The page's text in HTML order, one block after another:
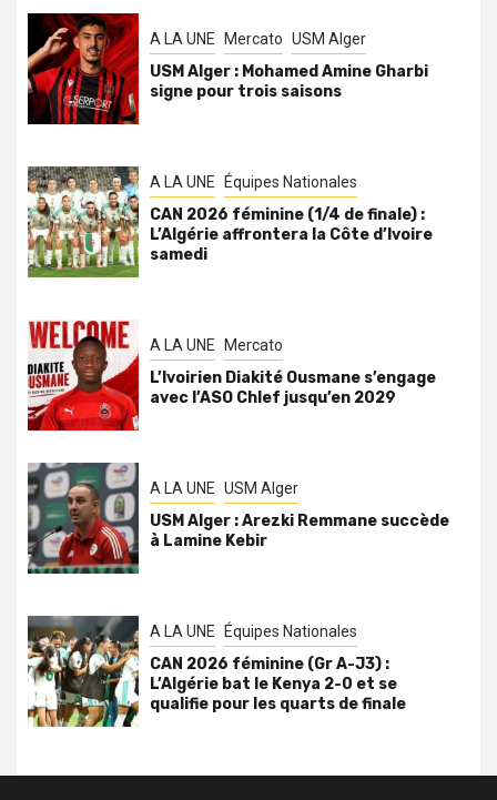
A LA UNE Mercato USM Alger
USM Alger : Mohamed Amine Gharbi
signe pour trois saisons
A LA UNE Équipes Nationales
CAN 2026 féminine (1/4 de finale) :
L’Algérie affrontera la Côte d’Ivoire
samedi
A LA UNE Mercato
L’Ivoirien Diakité Ousmane s’engage
avec l’ASO Chlef jusqu’en 2029
A LA UNE USM Alger
USM Alger : Arezki Remmane succède
à Lamine Kebir
A LA UNE Équipes Nationales
CAN 2026 féminine (Gr A-J3) :
L’Algérie bat le Kenya 2-0 et se
qualifie pour les quarts de finale